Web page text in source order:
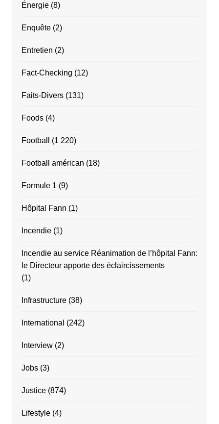
Énergie(8)
Enquête(2)
Entretien (2)
Fact-Checking (12)
Faits-Divers(131)
Foods(4)
Football (1 220)
Football américan (18)
Formule 1 (9)
Hôpital Fann (1)
Incendie(1)
Incendie au service Réanimation de l’hôpital Fann:
le Directeur apporte des éclaircissements
(1)
Infrastructure(38)
International (242)
Interview(2)
Jobs(3)
Justice(874)
Lifestyle(4)